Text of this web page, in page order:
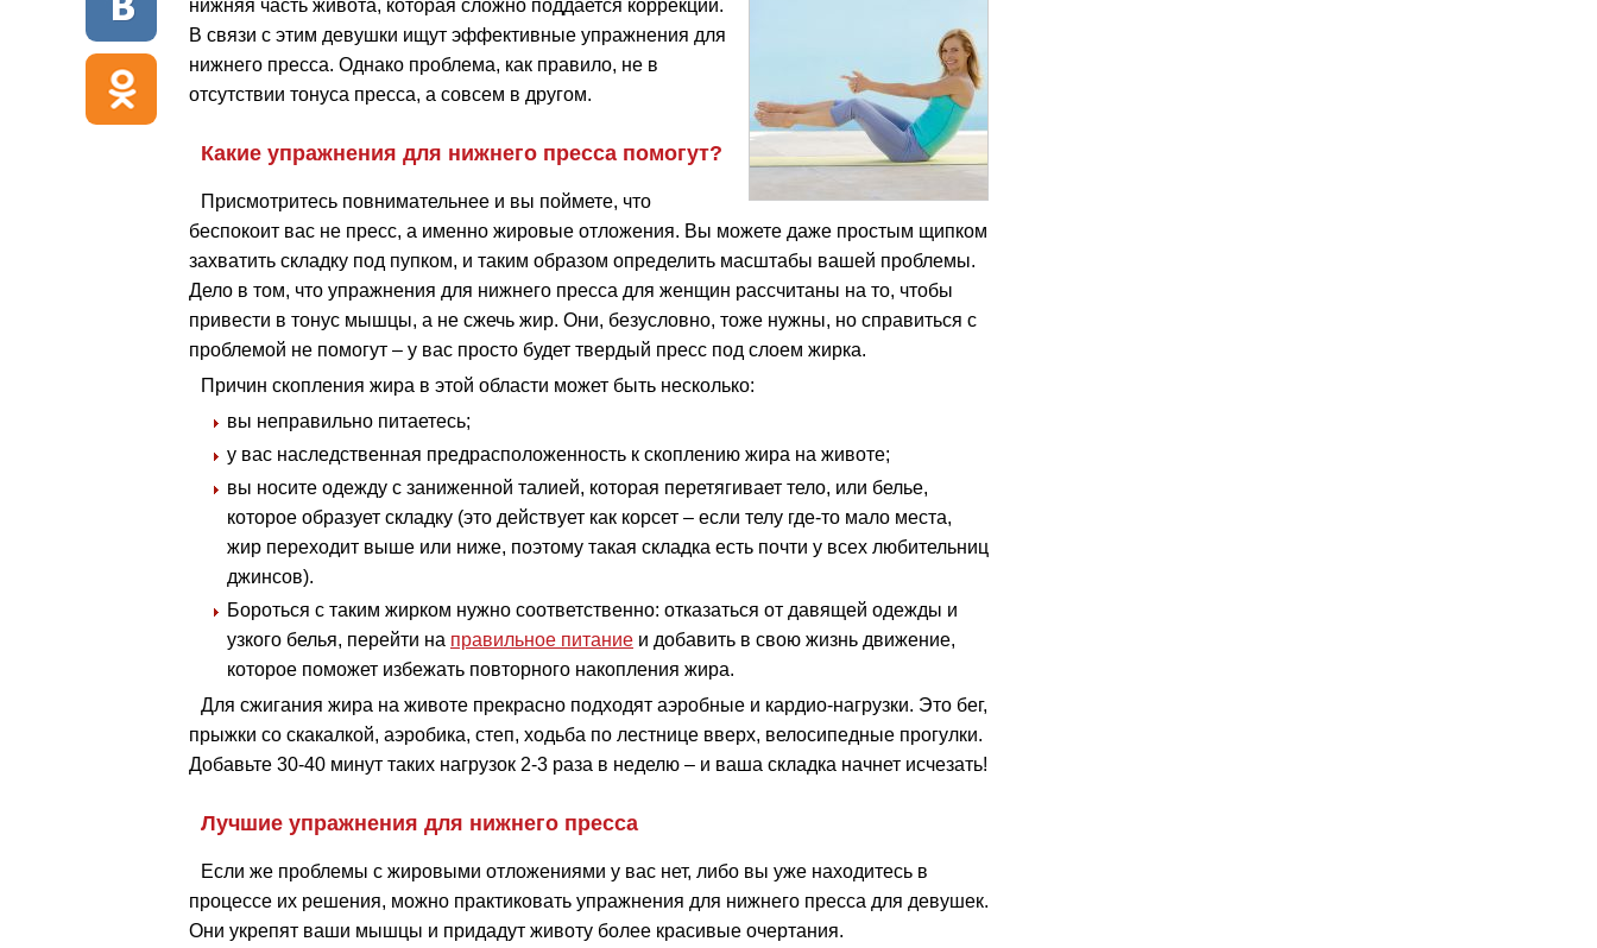
нижняя часть живота, которая сложно поддается коррекции.
В связи с этим девушки ищут эффективные упражнения для
нижнего пресса. Однако проблема, как правило, не в
отсутствии тонуса пресса, а совсем в другом.
Какие упражнения для нижнего пресса помогут?
Присмотритесь повнимательнее и вы поймете, что
беспокоит вас не пресс, а именно жировые отложения. Вы можете даже простым щипком
захватить складку под пупком, и таким образом определить масштабы вашей проблемы.
Дело в том, что упражнения для нижнего пресса для женщин рассчитаны на то, чтобы
привести в тонус мышцы, а не сжечь жир. Они, безусловно, тоже нужны, но справиться с
проблемой не помогут – у вас просто будет твердый пресс под слоем жирка.
Причин скопления жира в этой области может быть несколько:
вы неправильно питаетесь;
у вас наследственная предрасположенность к скоплению жира на животе;
вы носите одежду с заниженной талией, которая перетягивает тело, или белье,
которое образует складку (это действует как корсет – если телу где-то мало места,
жир переходит выше или ниже, поэтому такая складка есть почти у всех любительниц
джинсов).
Бороться с таким жирком нужно соответственно: отказаться от давящей одежды и
узкого белья, перейти на правильное питание и добавить в свою жизнь движение,
которое поможет избежать повторного накопления жира.
Для сжигания жира на животе прекрасно подходят аэробные и кардио-нагрузки. Это бег,
прыжки со скакалкой, аэробика, степ, ходьба по лестнице вверх, велосипедные прогулки.
Добавьте 30-40 минут таких нагрузок 2-3 раза в неделю – и ваша складка начнет исчезать!
Лучшие упражнения для нижнего пресса
Если же проблемы с жировыми отложениями у вас нет, либо вы уже находитесь в
процессе их решения, можно практиковать упражнения для нижнего пресса для девушек.
Они укрепят ваши мышцы и придадут животу более красивые очертания.